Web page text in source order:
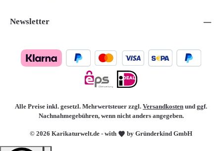
Newsletter
© 2026 Karikaturwelt.de - with by Gründerkind GmbH
Alle Preise inkl. gesetzl. Mehrwertsteuer zzgl. Versandkosten und ggf.
Nachnahmegebühren, wenn nicht anders angegeben.